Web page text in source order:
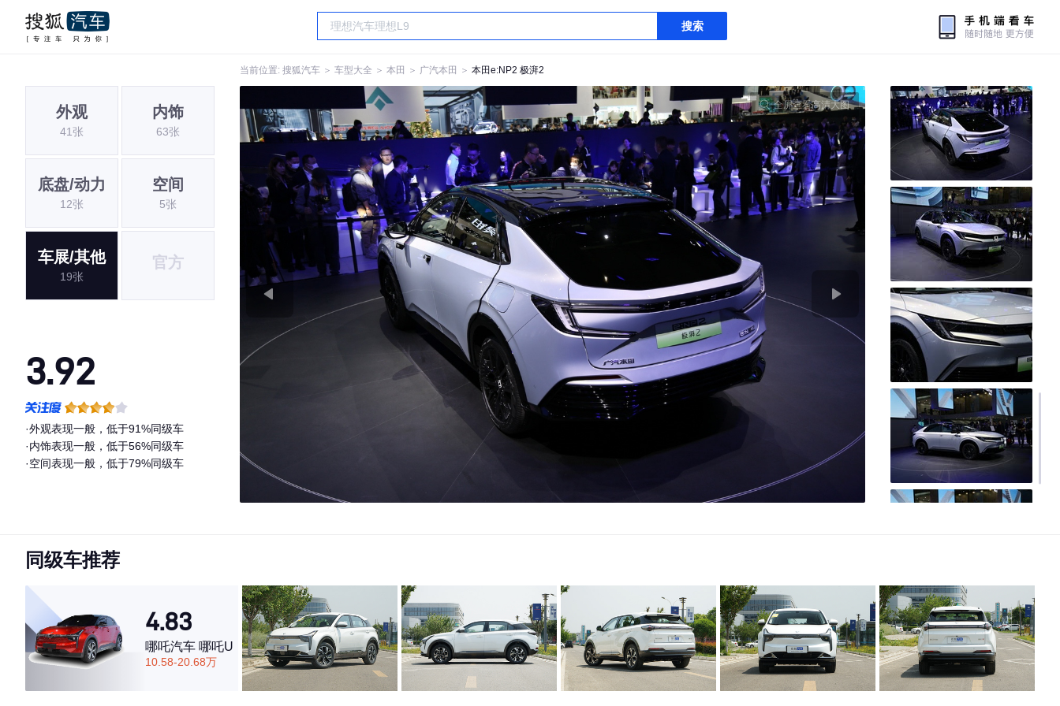
搜索
当前位置: 搜狐汽车 ＞ 车型大全 ＞ 本田 ＞ 广汽本田 ＞ 本田e:NP2 极湃2
外观
41张
内饰
63张
底盘/动力
12张
空间
5张
车展/其他
19张
官方
3.92
·外观表现一般，低于91%同级车
·内饰表现一般，低于56%同级车
·空间表现一般，低于79%同级车
全屏查看高清大图
同级车推荐
4.83
哪吒汽车 哪吒U
10.58-20.68万